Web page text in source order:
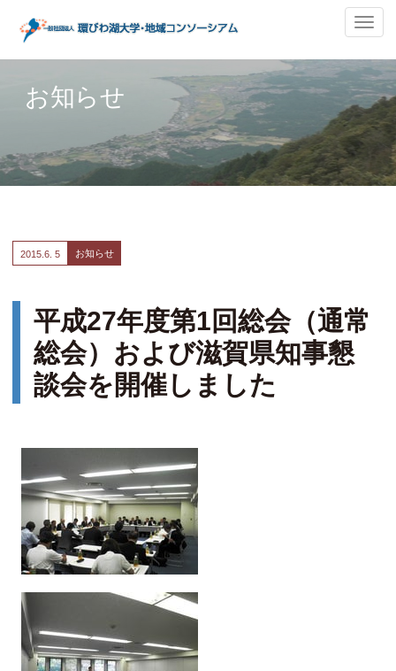
ナ
ビ
ゲ
ー
シ
ョ
ン
替
お知らせ
2015. 6. 5 お知らせ
平成27年度第1回総会（通常
総会）および滋賀県知事懇
談会を開催しました